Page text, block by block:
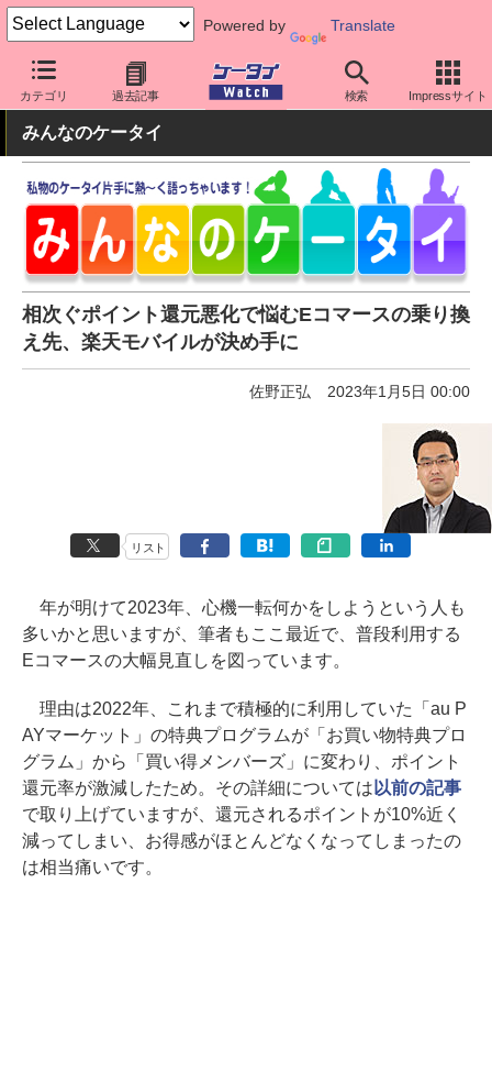
Powered by Translate
カテゴリ 過去記事 検索 Impressサイト
ケータイ Watch キャリア 楽天 アプリ・サービス
みんなのケータイ
相次ぐポイント還元悪化で悩むEコマースの乗り換
え先、楽天モバイルが決め手に
佐野正弘 2023年1月5日 00:00
リスト
年が明けて2023年、心機一転何かをしようという人も
多いかと思いますが、筆者もここ最近で、普段利用する
Eコマースの大幅見直しを図っています。
理由は2022年、これまで積極的に利用していた「au P
AYマーケット」の特典プログラムが「お買い物特典プロ
グラム」から「買い得メンバーズ」に変わり、ポイント
還元率が激減したため。その詳細については 以前の記事
で取り上げていますが、還元されるポイントが10%近く
減ってしまい、お得感がほとんどなくなってしまったの
は相当痛いです。